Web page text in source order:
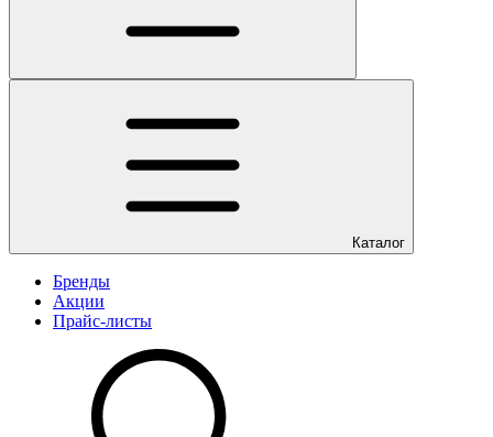
Каталог
Бренды
Акции
Прайс-листы